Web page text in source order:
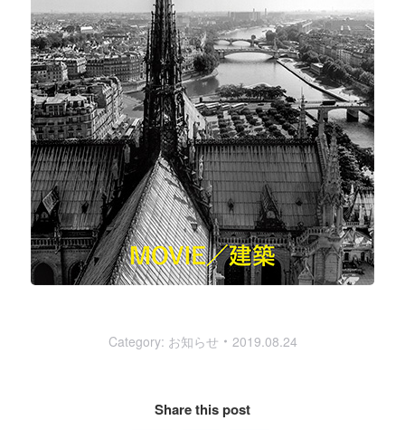
Category: お知らせ 2019.08.24
Share this post